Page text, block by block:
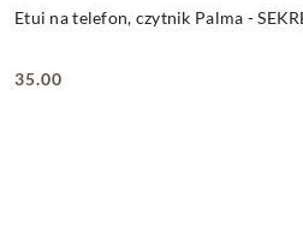
Etui na telefon, czytnik Palma -
Cena:
35.00